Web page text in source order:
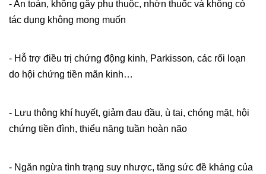
- An toàn, không gây phụ thuộc, nhờn thuốc và không có
tác dụng không mong muốn
- Hỗ trợ điều trị chứng động kinh, Parkisson, các rối loạn
do hội chứng tiền mãn kinh…
- Lưu thông khí huyết, giảm đau đầu, ù tai, chóng mặt, hội
chứng tiền đình, thiểu năng tuần hoàn não
- Ngăn ngừa tình trạng suy nhược, tăng sức đề kháng của